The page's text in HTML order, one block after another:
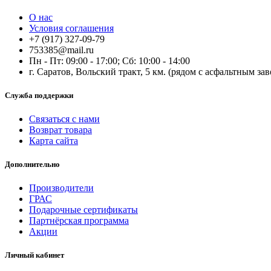
О нас
Условия соглашения
+7 (917) 327-09-79
753385@mail.ru
Пн - Пт: 09:00 - 17:00; Сб: 10:00 - 14:00
г. Саратов, Вольский тракт, 5 км. (рядом с асфальтным
Служба поддержки
Связаться с нами
Возврат товара
Карта сайта
Дополнительно
Производители
ГРАС
Подарочные сертификаты
Партнёрская программа
Акции
Личный кабинет